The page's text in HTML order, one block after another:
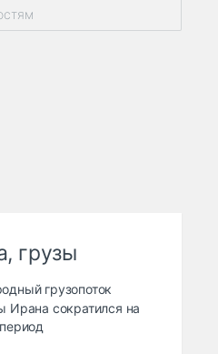
грузы
грузопоток
Ирана сократился на